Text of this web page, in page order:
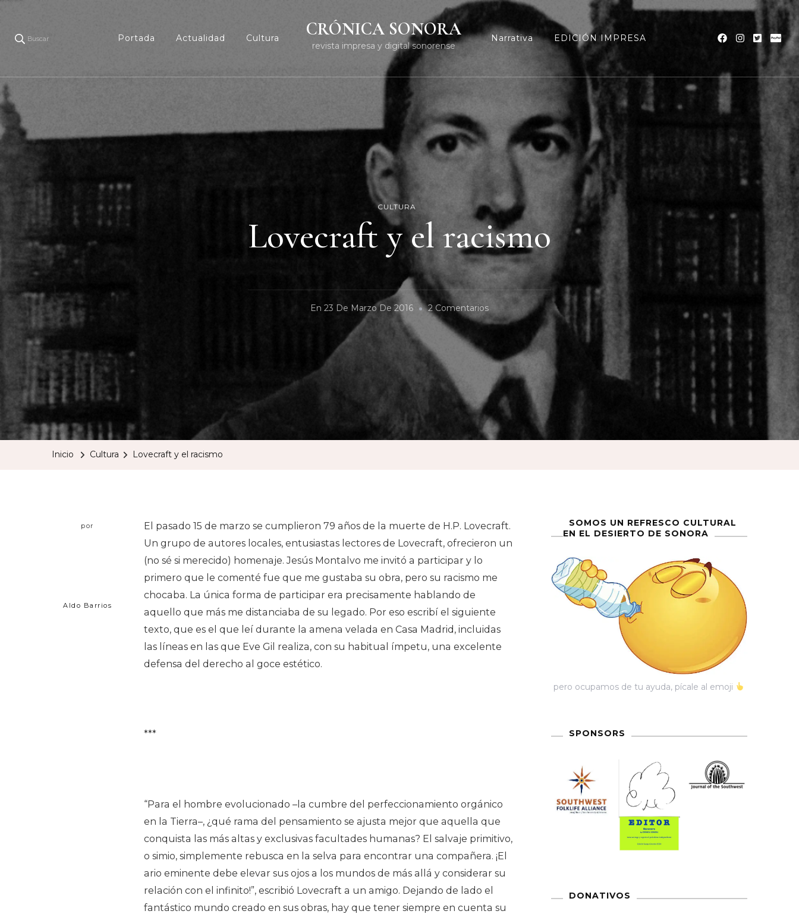
Buscar Portada Actualidad Cultura CRÓNICA SONORA
revista impresa y digital sonorense
Narrativa EDICIÓN IMPRESA
CULTURA
Lovecraft y el racismo
En 23 De Marzo De 2016 2 ComentariosEn
Lovecraft
El
Racismo
Inicio Cultura Lovecraft y el racismo
por
Aldo Barrios
El pasado 15 de marzo se cumplieron 79 años de la muerte de H.P. Lovecraft.
Un grupo de autores locales, entusiastas lectores de Lovecraft, ofrecieron un
(no sé si merecido) homenaje. Jesús Montalvo me invitó a participar y lo
primero que le comenté fue que me gustaba su obra, pero su racismo me
chocaba. La única forma de participar era precisamente hablando de
aquello que más me distanciaba de su legado. Por eso escribí el siguiente
texto, que es el que leí durante la amena velada en Casa Madrid, incluidas
las líneas en las que Eve Gil realiza, con su habitual ímpetu, una excelente
defensa del derecho al goce estético.
***
“Para el hombre evolucionado –la cumbre del perfeccionamiento orgánico
en la Tierra–, ¿qué rama del pensamiento se ajusta mejor que aquella que
conquista las más altas y exclusivas facultades humanas? El salvaje primitivo,
o simio, simplemente rebusca en la selva para encontrar una compañera. ¡El
ario eminente debe elevar sus ojos a los mundos de más allá y considerar su
relación con el infinito!”, escribió Lovecraft a un amigo. Dejando de lado el
fantástico mundo creado en sus obras, hay que tener siempre en cuenta su
SOMOS UN REFRESCO CULTURAL
EN EL DESIERTO DE SONORA
pero ocupamos de tu ayuda, pícale al emoji
SPONSORS
DONATIVOS